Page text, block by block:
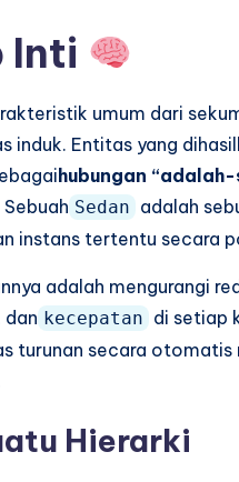
Inti
umum dari
induk. Entitas yang
hubungan “adalah-
Sebuah Sedan adalah
instans tertentu secara
adalah mengurangi
dan kecepatan di setiap
turunan secara
Hierarki